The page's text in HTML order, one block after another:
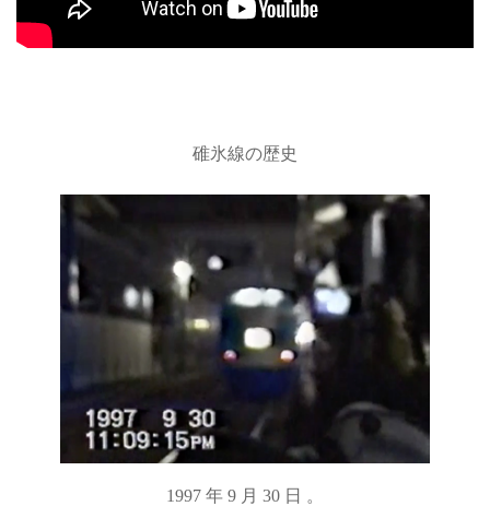
碓氷線の歴史
1997 年 9 月 30 日 。